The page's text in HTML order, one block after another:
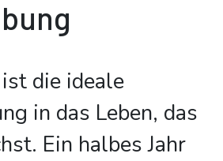
die ideale
in das Leben, das
Ein halbes Jahr